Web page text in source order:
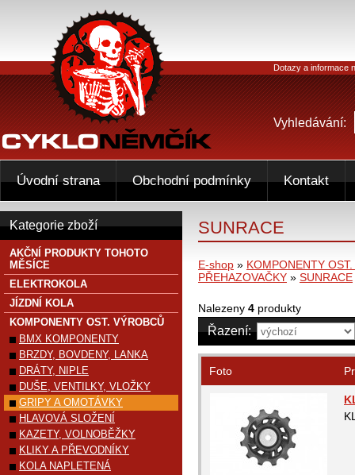
SUNRACE
E-shop » KOMPONENTY
PŘEHAZOVAČKY » SUNRACE
Nalezeny 4 produkty
Řazení:
Foto
Kategorie zboží
AKČNÍ PRODUKTY TOHOTO
MĚSÍCE
ELEKTROKOLA
JÍZDNÍ KOLA
KOMPONENTY OST. VÝROBCŮ
BMX KOMPONENTY
BRZDY, BOVDENY, LANKA
DRÁTY, NIPLE
DUŠE, VENTILKY, VLOŽKY
GRIPY A OMOTÁVKY
HLAVOVÁ SLOŽENÍ
KAZETY, VOLNOBĚŽKY
KLIKY A PŘEVODNÍKY
KOLA NAPLETENÁ
Dotazy a informace
Vyhledávání:
Úvodní strana Obchodní podmínky Kontakt